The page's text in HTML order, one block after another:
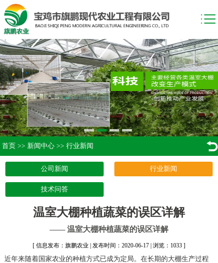
首页 >> 新闻中心 >> 行业新闻
公司新闻 行业新闻
技术问答
温室大棚种植蔬菜的误区详解
—— 温室大棚种植蔬菜的误区详解
[ 信息发布：旗鹏农业 | 发布时间：2020-06-17 | 浏览：1033 ]
近年来随着国家农业的种植方式已成为定局。在长期的大棚生产过程